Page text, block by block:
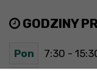
GODZINY
Pon 7:30 -